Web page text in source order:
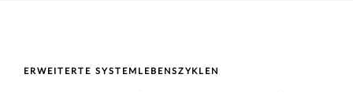
ERWEITERTE SYSTEMLEBENSZYKLEN